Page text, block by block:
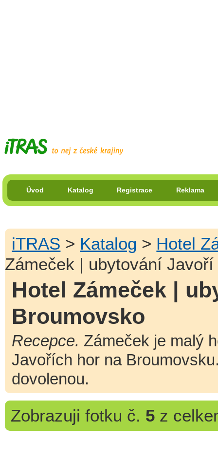
Úvod Katalog Registrace Reklama
iTRAS > Katalog > Hotel
Zámeček | ubytování
Hotel Zámeček |
Broumovsko
Recepce. Zámeček je malý
Javořích hor na
dovolenou.
Zobrazuji fotku č. 5z